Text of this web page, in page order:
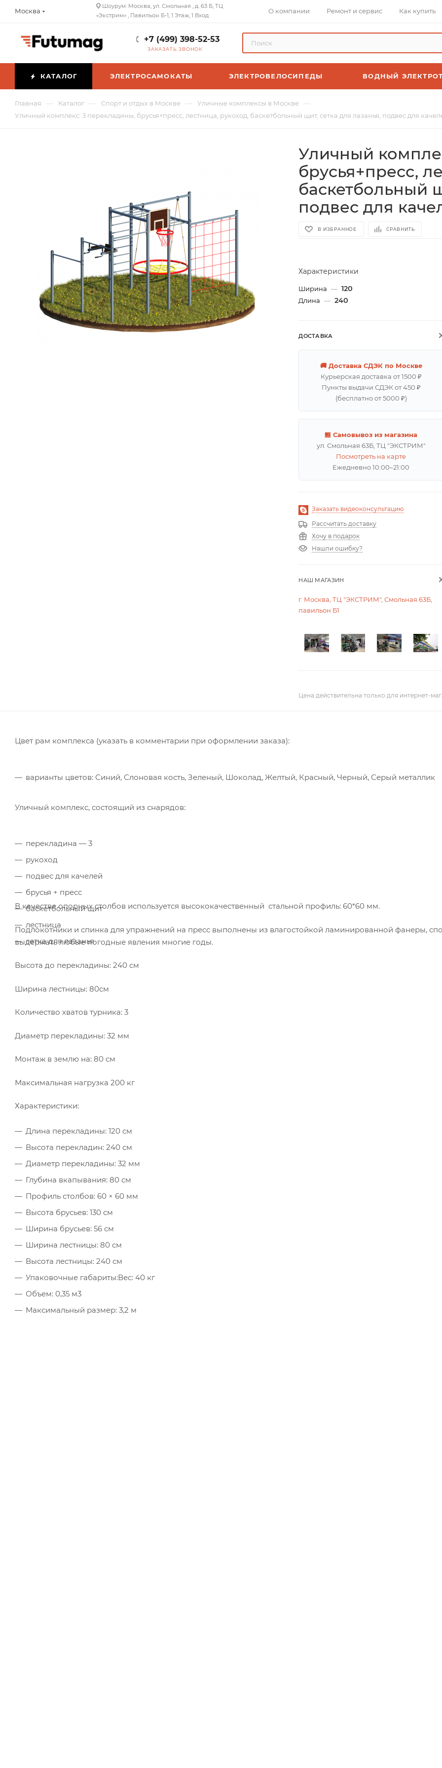
Москва
Шоурум: Москва, ул. Смольная , д. 63 Б, ТЦ
«Экстрим» , Павильон Б-1, 1 Этаж, 1 Вход
О компании Ремонт и сервис Как купить
+7 (499) 398-52-53
ЗАКАЗАТЬ ЗВОНОК
КАТАЛОГ ЭЛЕКТРОСАМОКАТЫ ЭЛЕКТРОВЕЛОСИПЕДЫ ВОДНЫЙ
Главная — Каталог — Спорт и отдых в Москве — Уличные комплексы в Москве —
Уличный комплекс: 3 перекладины, брусья+пресс, лестница, рукоход, баскетбольный щит, сетка для лазанья, подвес для
Уличный
брусья+пресс,
баскетбольный
подвес для
В ИЗБРАННОЕ СРАВНИТЬ
Характеристики
Ширина — 120
Длина — 240
ДОСТАВКА
🚚 Доставка СДЭК по Москве
Курьерская доставка от 1500 ₽
Пункты выдачи СДЭК от 450 ₽
(бесплатно от 5000 ₽)
🏪 Самовывоз из магазина
ул. Смольная 63Б, ТЦ "ЭКСТРИМ"
Посмотреть на карте
Ежедневно 10:00–21:00
Заказать видеоконсультацию
Рассчитать доставку
Хочу в подарок
Нашли ошибку?
НАШ МАГАЗИН
г. Москва, ТЦ "ЭКСТРИМ", Смольная 63Б,
павильон Б1
Цена действительна только для интернет-
Цвет рам комплекса (указать в комментарии при оформлении заказа):
варианты цветов: Синий, Слоновая кость, Зеленый, Шоколад, Желтый, Красный, Черный, Серый металлик
Уличный комплекс, состоящий из снарядов:
перекладина — 3
рукоход
подвес для качелей
брусья + пресс
баскетбольный щит
лестница
сетка для лазанья
В качестве опорных столбов используется высококачественный стальной профиль: 60*60 мм.
Подлокотники и спинка для упражнений на пресс выполнены из влагостойкой ламинированной фанеры,
выдержать любые погодные явления многие годы.
Высота до перекладины: 240 см
Ширина лестницы: 80см
Количество хватов турника: 3
Диаметр перекладины: 32 мм
Монтаж в землю на: 80 см
Максимальная нагрузка 200 кг
Характеристики:
Длина перекладины: 120 см
Высота перекладин: 240 см
Диаметр перекладины: 32 мм
Глубина вкапывания: 80 см
Профиль столбов: 60 × 60 мм
Высота брусьев: 130 см
Ширина брусьев: 56 см
Ширина лестницы: 80 см
Высота лестницы: 240 см
Упаковочные габариты:Вес: 40 кг
Объем: 0,35 м3
Максимальный размер: 3,2 м